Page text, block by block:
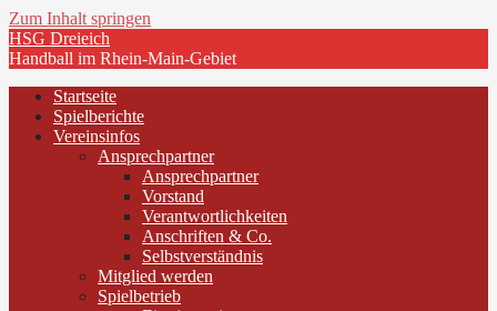
Zum Inhalt springen
HSG Dreieich
Handball im Rhein-Main-Gebiet
Startseite
Spielberichte
Vereinsinfos
Ansprechpartner
Ansprechpartner
Vorstand
Verantwortlichkeiten
Anschriften & Co.
Selbstverständnis
Mitglied werden
Spielbetrieb